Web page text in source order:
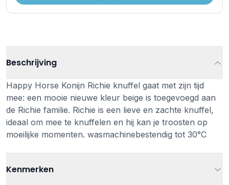
Beschrijving
Happy Horse Konijn Richie knuffel gaat met zijn tijd
mee: een mooie nieuwe kleur beige is toegevoegd aan
de Richie familie. Richie is een lieve en zachte knuffel,
ideaal om mee te knuffelen en hij kan je troosten op
moeilijke momenten. wasmachinebestendig tot 30°C
Kenmerken